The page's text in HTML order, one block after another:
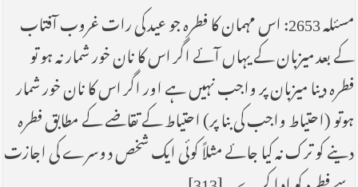
مسئلہ 2653: اس مہمان کا فطرہ جو عید کی رات غروب آفتاب
کے بعد میزبان کے یہاں آئے اگر اس کا نان خور شمار نہ ہو تو
فطرہ دینا میزبان پر واجب نہیں ہے اور اگر اس کا نان خور شمار
ہوتو (احتیاط واجب کی بنا پر) احتیاط کے تقاضے کے مطابق فطرہ
دینے کو ترک نہ کیا جائے مثلاً کوئی ایک شخص دوسرے کی اجازت